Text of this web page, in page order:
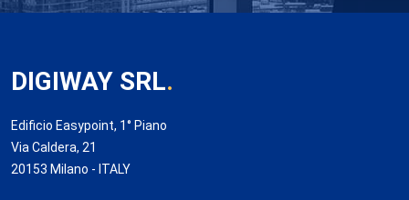
DIGIWAY SRL.
Edificio Easypoint, 1° Piano
Via Caldera, 21
20153 Milano - ITALY